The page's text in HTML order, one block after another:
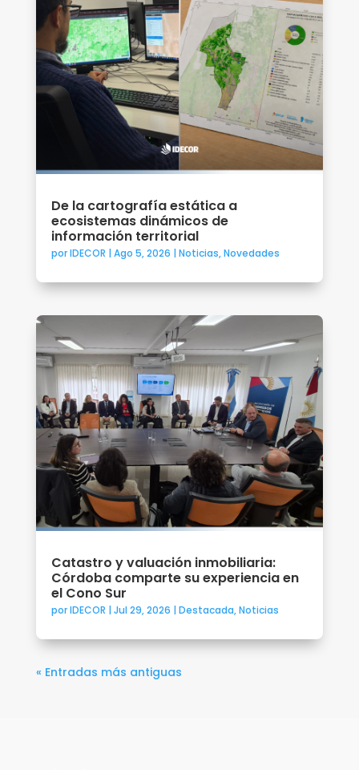
De la cartografía estática a
ecosistemas dinámicos de
información territorial
porIDECOR | Ago 5, 2026 | Noticias,Novedades
Catastro y valuación inmobiliaria:
Córdoba comparte su experiencia en
el Cono Sur
porIDECOR | Jul 29, 2026 | Destacada,Noticias
« Entradas más antiguas